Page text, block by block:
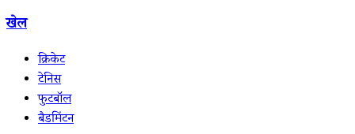
खेल
क्रिकेट
टेनिस
फुटबॉल
बैडमिंटन